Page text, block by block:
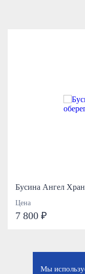
Бусина Ангел
Цена
7 800 ₽
Мы